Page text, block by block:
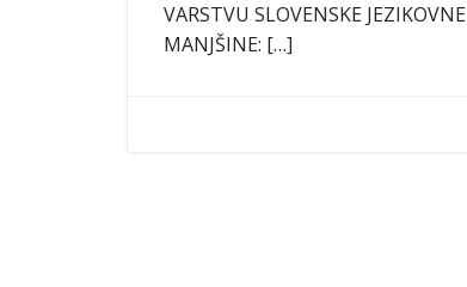
VARSTVU SLOVENSKE JEZIKOVNE
MANJŠINE: […]